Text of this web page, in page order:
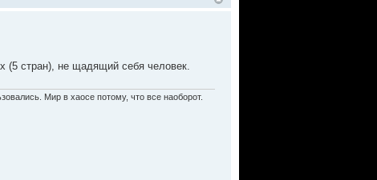
(5 стран), не щадящий себя человек.
Мир в хаосе потому, что все наоборот.